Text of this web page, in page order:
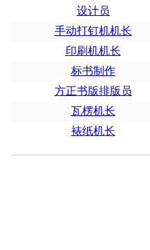
设计员
手动打钉机机长
印刷机机长
标书制作
方正书版排版员
瓦楞机长
裱纸机长